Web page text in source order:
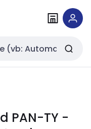
PAN-TY -